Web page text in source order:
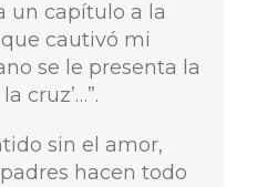
un capítulo a la
cautivó mi
se le presenta la
cruz’…”.
sin el amor,
hacen todo